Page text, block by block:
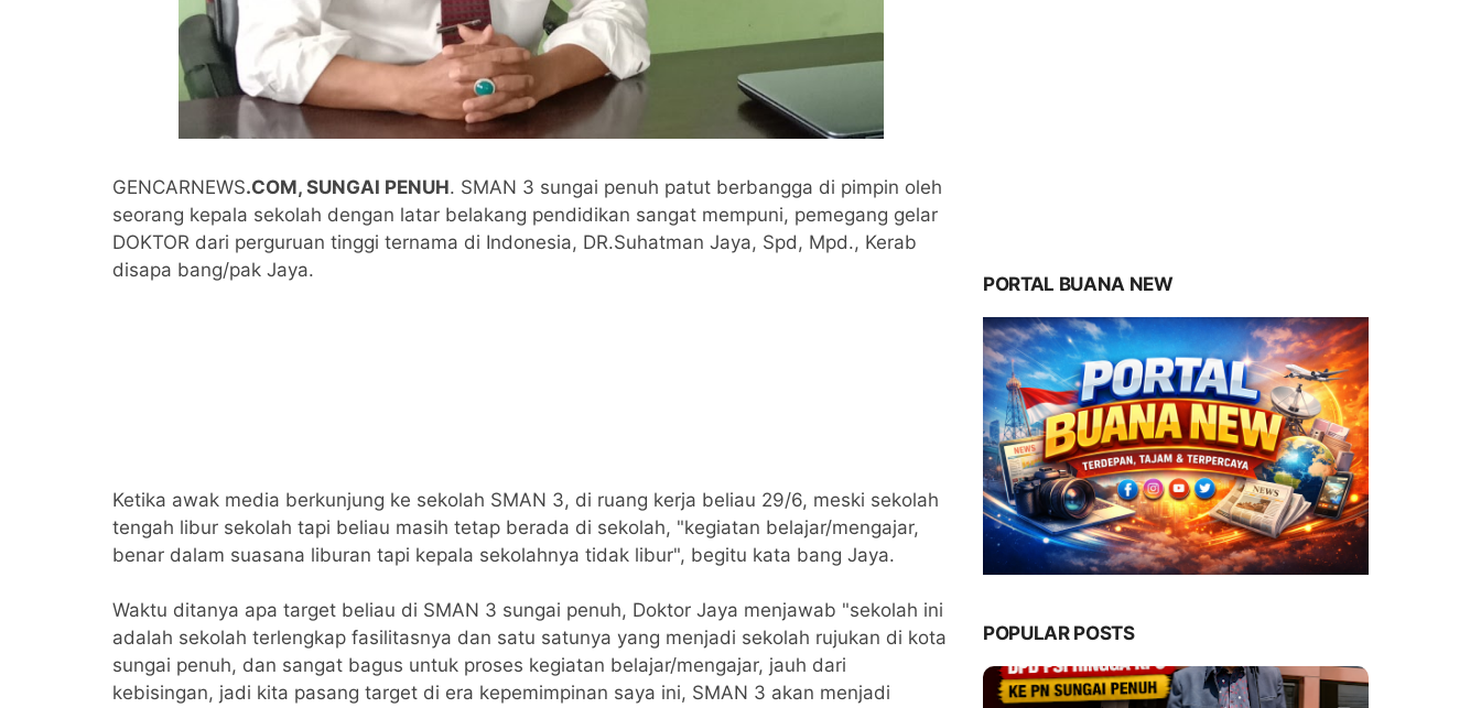
GENCARNEWS.COM, SUNGAI PENUH. SMAN 3 sungai penuh patut berbangga di pimpin oleh
seorang kepala sekolah dengan latar belakang pendidikan sangat mempuni, pemegang gelar
DOKTOR dari perguruan tinggi ternama di Indonesia, DR.Suhatman Jaya, Spd, Mpd., Kerab
disapa bang/pak Jaya.
Ketika awak media berkunjung ke sekolah SMAN 3, di ruang kerja beliau 29/6, meski sekolah
tengah libur sekolah tapi beliau masih tetap berada di sekolah, "kegiatan belajar/mengajar,
benar dalam suasana liburan tapi kepala sekolahnya tidak libur", begitu kata bang Jaya.
Waktu ditanya apa target beliau di SMAN 3 sungai penuh, Doktor Jaya menjawab "sekolah ini
adalah sekolah terlengkap fasilitasnya dan satu satunya yang menjadi sekolah rujukan di kota
sungai penuh, dan sangat bagus untuk proses kegiatan belajar/mengajar, jauh dari
kebisingan, jadi kita pasang target di era kepemimpinan saya ini, SMAN 3 akan menjadi
PORTAL BUANA NEW
POPULAR POSTS